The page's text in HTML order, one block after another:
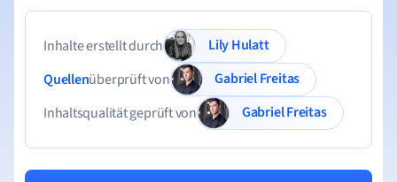
Inhalte erstellt durch
Lily Hulatt
Quellenüberprüft von
Gabriel Freitas
Inhaltsqualität geprüft von
Gabriel Freitas